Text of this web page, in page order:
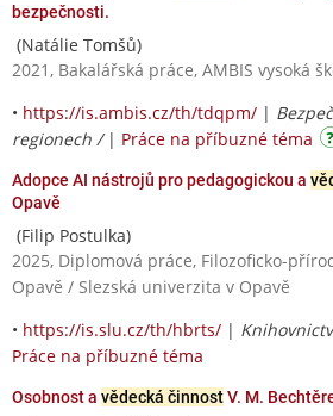
bezpečnosti.
(Natálie Tomšů)
2021, Bakalářská práce, AMBIS vysoká
• https://is.ambis.cz/th/tdqpm/ |
regionech / | Práce na příbuzné téma
Adopce AI nástrojů pro pedagogickou a
Opavě
(Filip Postulka)
2025, Diplomová práce, Filozoficko-
Opavě / Slezská univerzita v Opavě
• https://is.slu.cz/th/hbrts/ |
Práce na příbuzné téma
Osobnost a vědecká činnostV. M.